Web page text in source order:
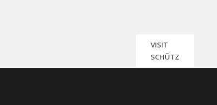
VISIT
SCHÜTZ